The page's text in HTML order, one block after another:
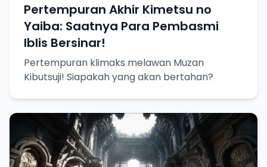
Pertempuran Akhir Kimetsu no
Yaiba: Saatnya Para Pembasmi
Iblis Bersinar!
Pertempuran klimaks melawan Muzan
Kibutsuji! Siapakah yang akan bertahan?